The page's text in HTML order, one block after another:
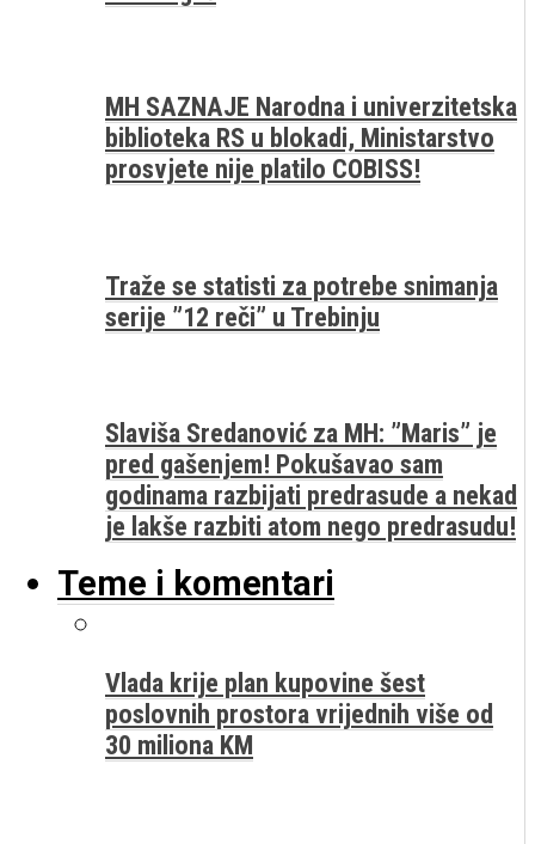
MH SAZNAJE Narodna i univerzitetska
biblioteka RS u blokadi, Ministarstvo
prosvjete nije platilo COBISS!
Traže se statisti za potrebe snimanja
serije ”12 reči” u Trebinju
Slaviša Sredanović za MH: ”Maris” je
pred gašenjem! Pokušavao sam
godinama razbijati predrasude a nekad
je lakše razbiti atom nego predrasudu!
Teme i komentari
Vlada krije plan kupovine šest
poslovnih prostora vrijednih više od
30 miliona KM